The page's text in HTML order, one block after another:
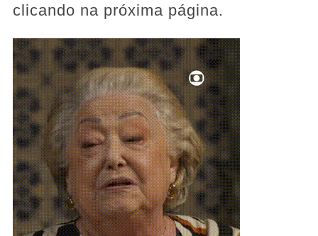
clicando na próxima página.